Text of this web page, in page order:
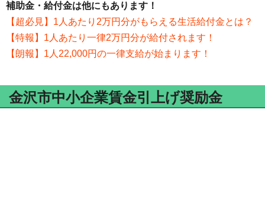
補助金・給付金は他にもあります！
【超必見】1人あたり2万円分がもらえる生活給付金とは？
【特報】1人あたり一律2万円分が給付されます！
【朗報】1人22,000円の一律支給が始まります！
金沢市中小企業賃金引上げ奨励金